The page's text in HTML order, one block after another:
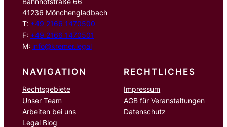
41236 Mönchengladbach
T: +49 2166 1470500
F: +49 2166 1470501
M: info@kremer.legal
NAVIGATION
Rechtsgebiete
Unser Team
Arbeiten bei uns
Legal Blog
RECHTLICHES
Impressum
AGB für Veranstaltungen
Datenschutz